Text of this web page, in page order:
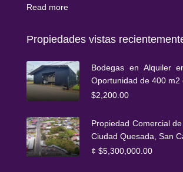
Read more
Propiedades vistas
Bodegas en Alquiler
Oportunidad de 400 m2
$2,200.00
Propiedad Comercial
Ciudad Quesada, San
¢ $5,300,000.00